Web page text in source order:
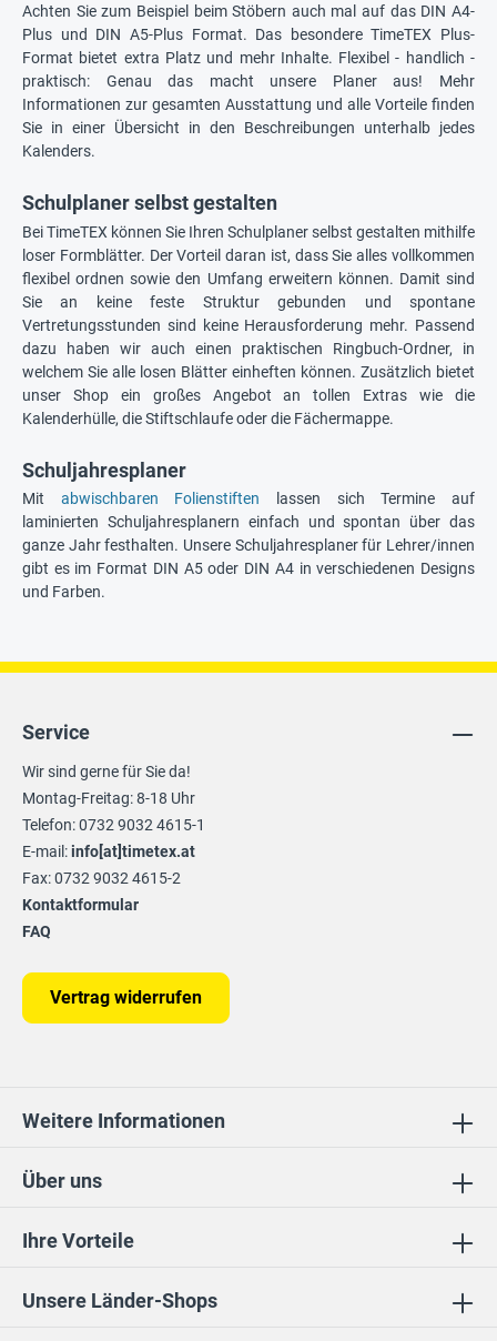
Achten Sie zum Beispiel beim Stöbern auch mal auf das DIN A4-
Plus und DIN A5-Plus Format. Das besondere TimeTEX Plus-
Format bietet extra Platz und mehr Inhalte. Flexibel - handlich -
praktisch: Genau das macht unsere Planer aus! Mehr
Informationen zur gesamten Ausstattung und alle Vorteile finden
Sie in einer Übersicht in den Beschreibungen unterhalb jedes
Kalenders.
Schulplaner selbst gestalten
Bei TimeTEX können Sie Ihren Schulplaner selbst gestalten mithilfe
loser Formblätter. Der Vorteil daran ist, dass Sie alles vollkommen
flexibel ordnen sowie den Umfang erweitern können. Damit sind
Sie an keine feste Struktur gebunden und spontane
Vertretungsstunden sind keine Herausforderung mehr. Passend
dazu haben wir auch einen praktischen Ringbuch-Ordner, in
welchem Sie alle losen Blätter einheften können. Zusätzlich bietet
unser Shop ein großes Angebot an tollen Extras wie die
Kalenderhülle, die Stiftschlaufe oder die Fächermappe.
Schuljahresplaner
Mit abwischbaren Folienstiften lassen sich Termine auf
laminierten Schuljahresplanern einfach und spontan über das
ganze Jahr festhalten. Unsere Schuljahresplaner für Lehrer/innen
gibt es im Format DIN A5 oder DIN A4 in verschiedenen Designs
und Farben.
Ihre Vorteile
Unsere Länder-Shops
Über uns
Service
Wir sind gerne für Sie da!
Montag-Freitag: 8-18 Uhr
Telefon: 0732 9032 4615-1
E-mail:info[at]timetex.at
Fax: 0732 9032 4615-2
Kontaktformular
FAQ
Vertrag widerrufen
Weitere Informationen